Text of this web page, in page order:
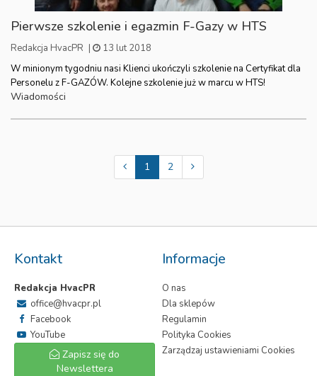
Pierwsze szkolenie i egazmin F-Gazy w HTS
Redakcja HvacPR |
13 lut 2018
W minionym tygodniu nasi Klienci ukończyli szkolenie na Certyfikat dla
Personelu z F-GAZÓW. Kolejne szkolenie już w marcu w HTS!
Wiadomości
1 2
Kontakt
Redakcja HvacPR
office@hvacpr.pl
Facebook
YouTube
Zapisz się do
Newslettera
Informacje
O nas
Dla sklepów
Regulamin
Polityka Cookies
Zarządzaj ustawieniami Cookies